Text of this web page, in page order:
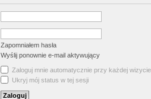
Zapomniałem hasła
Wyślij ponownie e-mail aktywujący
Zaloguj mnie automatycznie przy każdej wizycie
Ukryj mój status w tej sesji